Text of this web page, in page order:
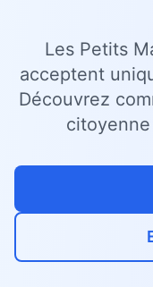
Les Petits
acceptent
Découvrez